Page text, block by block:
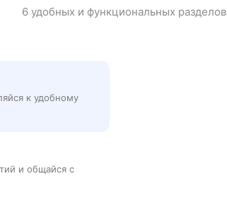
6 удобных и функциональных разделов
к удобному
и общайся с